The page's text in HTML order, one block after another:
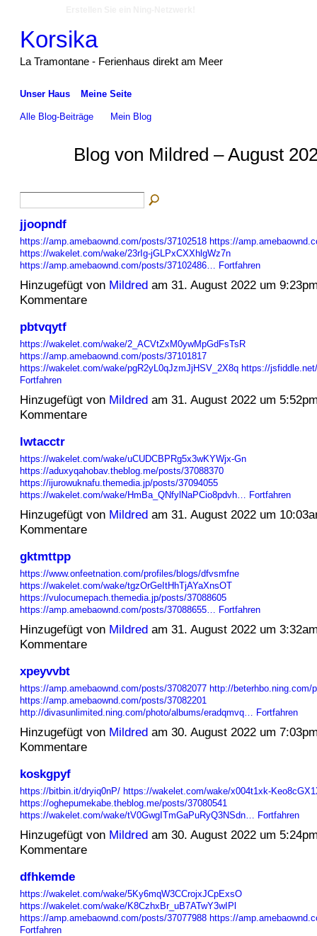
Korsika
La Tramontane - Ferienhaus direkt am Meer
Unser Haus Meine Seite
Alle Blog-Beiträge Mein Blog
Blog von Mildred – August
jjoopndf
https://amp.amebaownd.com/posts/37102518 https://
https://wakelet.com/wake/23rIg-jGLPxCXXhlgWz7n
https://amp.amebaownd.com/posts/37102486…
Fortfahren
Hinzugefügt von Mildredam 31. August 2022 um
Kommentare
pbtvqytf
https://wakelet.com/wake/2_ACVtZxM0ywMpGdFsTsR
https://amp.amebaownd.com/posts/37101817
https://wakelet.com/wake/pgR2yL0qJzmJjHSV_2X8q https://
Fortfahren
Hinzugefügt von Mildredam 31. August 2022 um
Kommentare
lwtacctr
https://wakelet.com/wake/uCUDCBPRg5x3wKYWjx-Gn
https://aduxyqahobav.theblog.me/posts/37088370
https://ijurowuknafu.themedia.jp/posts/37094055
https://wakelet.com/wake/HmBa_QNfylNaPCio8pdvh…
Fortfahren
Hinzugefügt von Mildredam 31. August 2022 um
Kommentare
gktmttpp
https://www.onfeetnation.com/profiles/blogs/dfvsmfne
https://wakelet.com/wake/tgzOrGeItHhTjAYaXnsOT
https://vulocumepach.themedia.jp/posts/37088605
https://amp.amebaownd.com/posts/37088655…
Fortfahren
Hinzugefügt von Mildredam 31. August 2022 um
Kommentare
xpeyvvbt
https://amp.amebaownd.com/posts/37082077 http://beterhbo.ning.com/
https://amp.amebaownd.com/posts/37082201
http://divasunlimited.ning.com/photo/albums/eradqmvq…
Fortfahren
Hinzugefügt von Mildredam 30. August 2022 um
Kommentare
koskgpyf
https://bitbin.it/dryiq0nP/ https://wakelet.com/wake/x004t1xk-
https://oghepumekabe.theblog.me/posts/37080541
https://wakelet.com/wake/tV0GwgITmGaPuRyQ3NSdn…
Fortfahren
Hinzugefügt von Mildredam 30. August 2022 um
Kommentare
dfhkemde
https://wakelet.com/wake/5Ky6mqW3CCrojxJCpExsO
https://wakelet.com/wake/K8CzhxBr_uB7ATwY3wIPl
https://amp.amebaownd.com/posts/37077988 https://
Fortfahren